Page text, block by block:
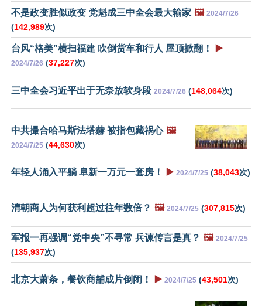
不是政变胜似政变 党魁成三中全会最大输家 🖼️ 2024/7/26
(142,989次)
台风“格美”横扫福建 吹倒货车和行人 屋顶掀翻！ ▶️
2024/7/26 (37,227次)
三中全会习近平出于无奈放软身段 2024/7/26 (148,064次)
中共撮合哈马斯法塔赫 被指包藏祸心 🖼️
2024/7/25 (44,630次)
年轻人涌入平躺 阜新一万元一套房！ ▶️ 2024/7/25 (38,043次)
清朝商人为何获利超过往年数倍？ 🖼️ 2024/7/25 (307,815次)
军报一再强调“党中央”不寻常 兵谏传言是真？ 🖼️ 2024/7/25
(135,937次)
北京大萧条，餐饮商舖成片倒闭！ ▶️ 2024/7/25 (43,501次)